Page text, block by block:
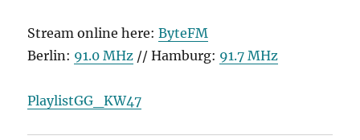
Stream online here:ByteFM
Berlin: 91.0 MHz // Hamburg: 91.7 MHz
PlaylistGG_KW47